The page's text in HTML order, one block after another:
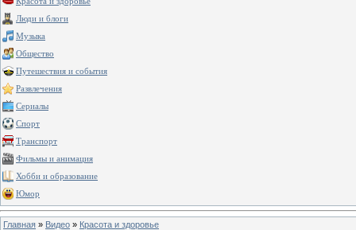
Люди и блоги
Музыка
Общество
Путешествия и события
Развлечения
Сериалы
Спорт
Транспорт
Фильмы и анимация
Хобби и образование
Юмор
Главная » Видео » Красота и здоровье